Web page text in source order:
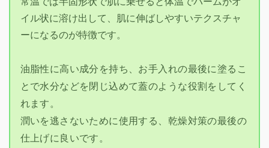
イル状に溶け出して、肌に伸ばしやすいテクスチャ
ーになるのが特徴です。
油脂性に高い成分を持ち、お手入れの最後に塗るこ
とで水分などを閉じ込めて蓋のような役割をしてく
れます。
潤いを逃さないために使用する、乾燥対策の最後の
仕上げに良いです。